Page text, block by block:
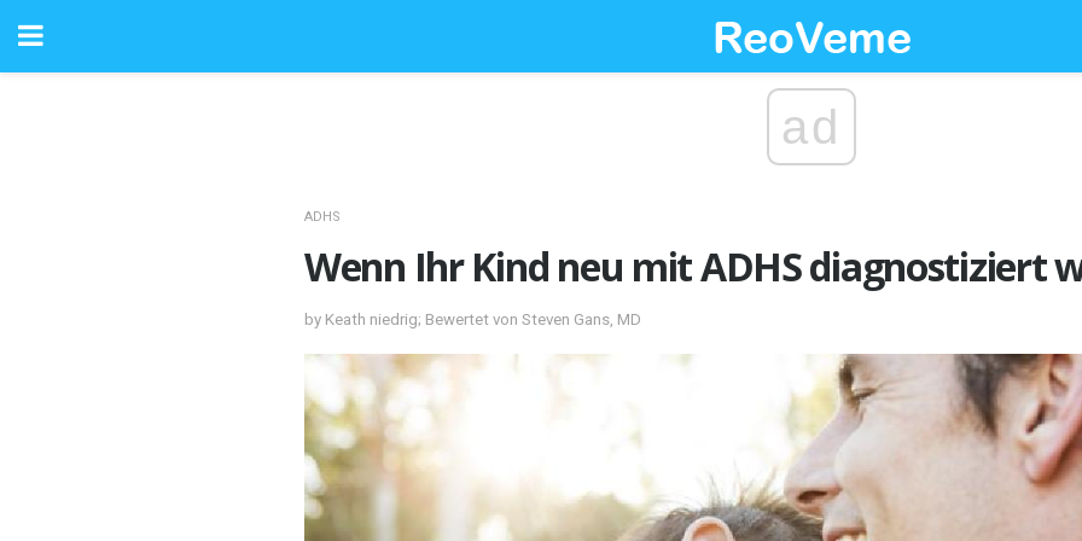
ad
ADHS
Wenn Ihr Kind neu mit ADHS diagnostiziert
by Keath niedrig; Bewertet von Steven Gans, MD